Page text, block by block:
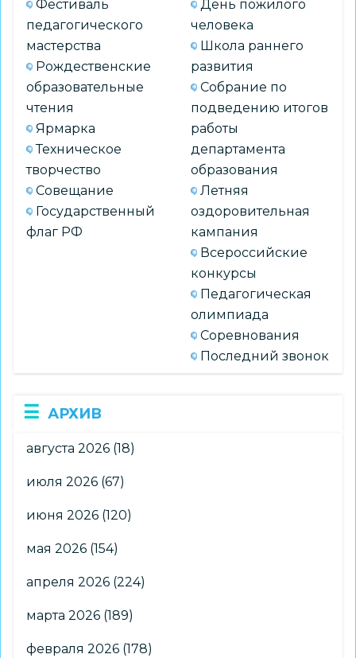
Фестиваль
педагогического
мастерства
Рождественские
образовательные
чтения
Ярмарка
Техническое
творчество
Совещание
Государственный
флаг РФ
День пожилого
человека
Школа раннего
развития
Собрание по
подведению итогов
работы
департамента
образования
Летняя
оздоровительная
кампания
Всероссийские
конкурсы
Педагогическая
олимпиада
Соревнования
Последний звонок
АРХИВ
августа 2026 (18)
июля 2026 (67)
июня 2026 (120)
мая 2026 (154)
апреля 2026 (224)
марта 2026 (189)
февраля 2026 (178)